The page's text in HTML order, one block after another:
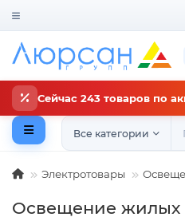
Сейчас 243 товаров по
Все категории
Электротовары
Освещение